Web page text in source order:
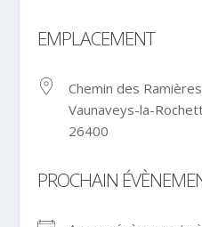
EMPLACEMENT
Chemin des Ramières
Vaunaveys-la-
26400
PROCHAIN